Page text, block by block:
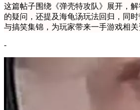
这篇帖子围绕《弹壳特攻队》展开，
的疑问，还提及海龟汤玩法回归，同
与搞笑集锦，为玩家带来一手游戏相关
-